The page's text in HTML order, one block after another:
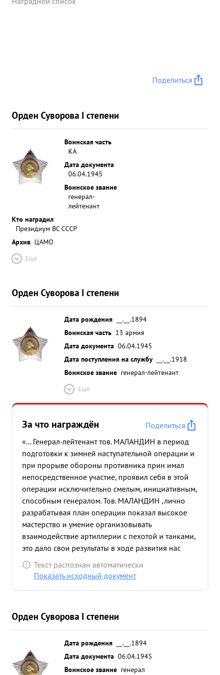
Поделиться
Орден Суворова I степени
Воинская часть
КА
Дата документа
06.04.1945
Воинское звание
генерал-
лейтенант
Кто наградил
Президиум ВС СССР
Архив ЦАМО
Ещё
Орден Суворова I степени
Дата рождения
__.__.1894
Воинская часть 13 армия
Дата документа 06.04.1945
Дата поступления на службу
__.__.1918
Воинское звание генерал-лейтенант
Ещё
За что награждён
Поделиться
«... Генерал-лейтенант тов. МАЛАНДИН в период
подготовки к зимней наступательной операции и
при прорыве обороны противника прин имал
непосредственное участие, проявил себя в этой
операции исключительно смелым, инициативным,
способным генералом. Тов. МАЛАНДИН ,лично
разрабатывая план операции показал высокое
мастерство и умение организовывать
взаимодействие артиллерии с пехотой и танками,
это дало свои результаты в ходе развития нас
тупательной операции. Благодаря талантливо
организованному взаимодействию, войска ар мии
танковые дивизии и 20-ю мотодивизию. В боях
уничтожено свыше 8 тысяч солдат и офицеров
противника, захваченов плен более 1000
человек
сожжено и подбито 94 танка, 120
самоходных орудий, свыше 100 бронемашин и
Текст распознан автоматически
Показать исходный документ
Орден Суворова I степени
Дата рождения
__.__.1894
Дата документа 06.04.1945
Воинское звание генерал